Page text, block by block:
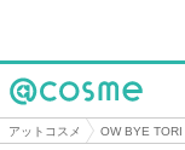
@cosme
アットコスメ OW BYE TORI